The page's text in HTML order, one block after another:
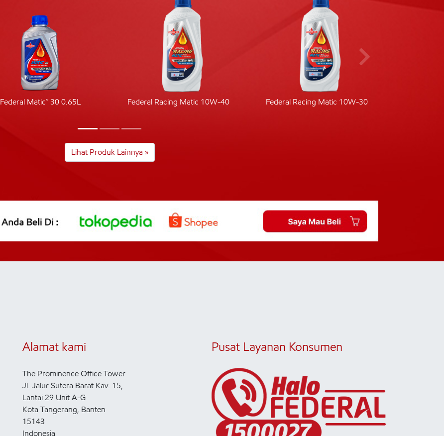
Federal Matic™ 30 0.65L Federal Racing Matic 10W-40 Federal Racing Matic 10W-30
Lihat Produk Lainnya »
Alamat kami
The Prominence Office Tower
Jl. Jalur Sutera Barat Kav. 15,
Lantai 29 Unit A-G
Kota Tangerang, Banten
15143
Indonesia
Pusat Layanan Konsumen